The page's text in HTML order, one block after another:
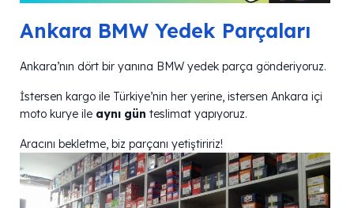
Ankara BMW Yedek Parçaları
Ankara’nın dört bir yanına BMW yedek parça gönderiyoruz.
İstersen kargo ile Türkiye’nin her yerine, istersen Ankara içi
moto kurye ile aynı gün teslimat yapıyoruz.
Aracını bekletme, biz parçanı yetiştiririz!